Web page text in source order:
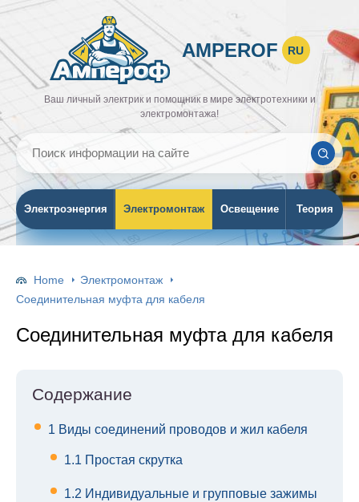
AMPEROF RU
Ваш личный электрик и помощник в мире электротехники и
электромонтажа!
Электроэнергия Электромонтаж Освещение Теория
Home
Электромонтаж
Соединительная муфта для кабеля
Соединительная муфта для кабеля
Содержание
1 Виды соединений проводов и жил кабеля
1.1 Простая скрутка
1.2 Индивидуальные и групповые зажимы